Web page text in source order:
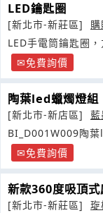
LED鑰匙圈
[新北市-新莊區]
LED手電筒鑰匙圈
最價選擇
免費詢價
陶葉led蠟燭燈組
[新北市-新店區]
藍
BI_D001W009陶
真蠟材質
免費詢價
新款360度吸頂
[新北市-新莊區]
琁